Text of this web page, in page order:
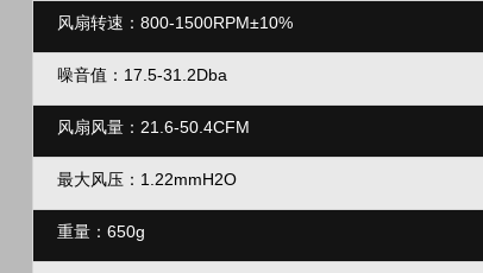
风扇转速：800-1500RPM±10%
噪音值：17.5-31.2Dba
风扇风量：21.6-50.4CFM
最大风压：1.22mmH2O
重量：650g